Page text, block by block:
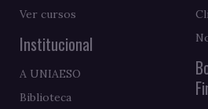
Ver cursos
Institucional
A UNIAESO
Biblioteca